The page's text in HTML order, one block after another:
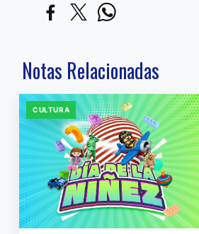
Notas Relacionadas
CULTURA